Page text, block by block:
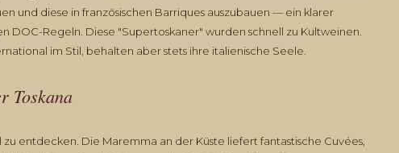
und diese in französischen Barriques auszubauen — ein klarer
DOC-Regeln. Diese "Supertoskaner" wurden schnell zu Kultweinen.
im Stil, behalten aber stets ihre italienische Seele.
Toskana
entdecken. Die Maremma an der Küste liefert fantastische Cuvées,